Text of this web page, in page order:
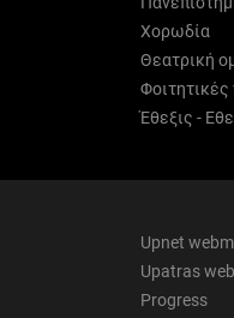
Χορωδία
Θεατρική
Φοιτητικές
Έθεξις -
Upnet
Upatras
Progress